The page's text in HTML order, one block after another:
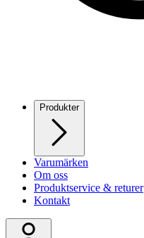
Produkter
Varumärken
Om oss
Produktservice & returer
Kontakt